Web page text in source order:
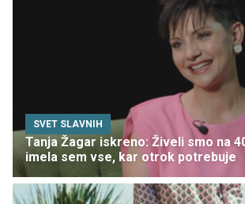
SVET SLAVNIH
Tanja Žagar iskreno: Živeli smo na
imela sem vse, kar otrok potrebuje